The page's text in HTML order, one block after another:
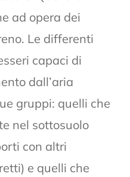
ad opera dei
Le differenti
capaci di
dall’aria
gruppi: quelli che
nel sottosuolo
con altri
e quelli che